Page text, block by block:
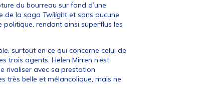
du bourreau sur fond d’une
de la sagaTwilight et sans aucune
politique, rendant ainsi superflus les
surtout en ce qui concerne celui de
trois agents. Helen Mirren n’est
rivaliser avec sa prestation
très belle et mélancolique, mais ne